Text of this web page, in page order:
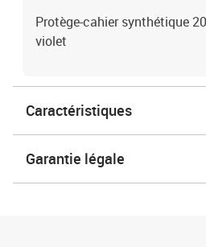
Protège-cahier synthétique
violet
Caractéristiques
Garantie légale